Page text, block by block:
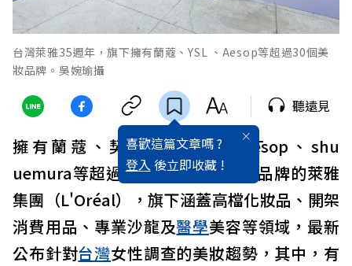
台灣萊雅35週年，旗下擁有蘭蔻、YSL 、Aesop等超過30個美
妝品牌。吳婉瑜攝
喜歡這篇文章嗎 ?
登入 後立即收藏 !
聽遠見
擁有蘭蔻、契爾氏、YSL 、Aēsop、shu
uemura等超過30個國際知名美妝品牌的萊雅
集團（L'Oréal），旗下涵蓋高檔化妝品、開架
消費用品、專業沙龍及醫學美容等領域，最新
公布針對台灣女性調查的美妝趨勢，其中，有